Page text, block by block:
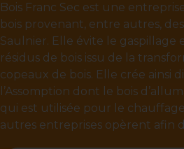
Bois Franc Sec est une
bois provenant, entre autres,
Saulnier. Elle évite le
résidus de bois issu de la
copeaux de bois. Elle crée ainsi
l’Assomption dont le bois
qui est utilisée pour le
autres entreprises opèrent afin